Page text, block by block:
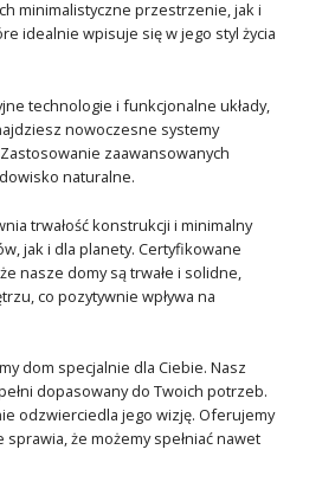
minimalistyczne przestrzenie, jak i
idealnie wpisuje się w jego styl życia
technologie i funkcjonalne układy,
nowoczesne systemy
zaawansowanych
naturalne.
trwałość konstrukcji i minimalny
jak i dla planety. Certyfikowane
nasze domy są trwałe i solidne,
co pozytywnie wpływa na
dom specjalnie dla Ciebie. Nasz
dopasowany do Twoich potrzeb.
odzwierciedla jego wizję. Oferujemy
że możemy spełniać nawet